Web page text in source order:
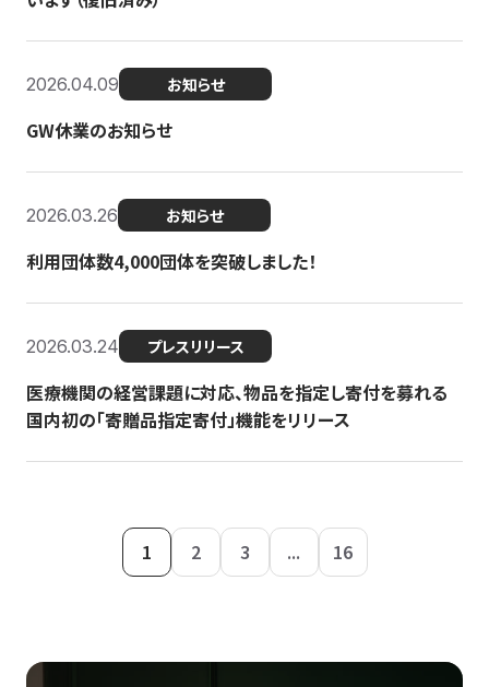
2026.04.09 お知らせ
GW休業のお知らせ
2026.03.26 お知らせ
利用団体数4,000団体を突破しました！
2026.03.24 プレスリリース
医療機関の経営課題に対応、物品を指定し寄付を募れる
国内初の「寄贈品指定寄付」機能をリリース
1 2 3 ... 16